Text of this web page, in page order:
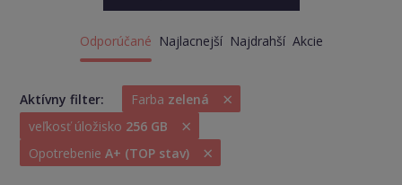
Odporúčané Najlacnejší Najdrahší Akcie
Aktívny filter: Farba zelená ×
veľkosť úložisko 256 GB ×
OpotrebenieA+ (TOP stav) ×